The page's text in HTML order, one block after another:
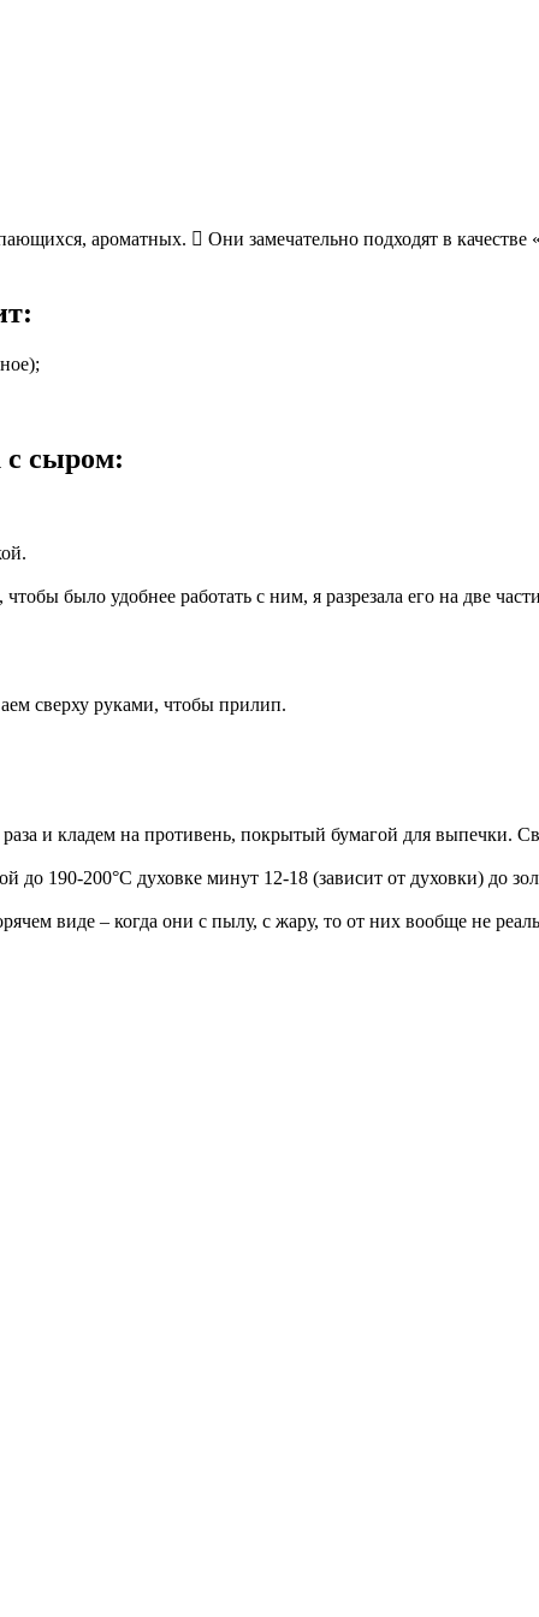
ароматных.  Они замечательно подходят в качестве
с сыром:
было удобнее работать с ним, я разрезала его на две
сверху руками, чтобы прилип.
и кладем на противень, покрытый бумагой для выпечки.
до 190-200°С духовке минут 12-18 (зависит от духовки) до
виде – когда они с пылу, с жару, то от них вообще не